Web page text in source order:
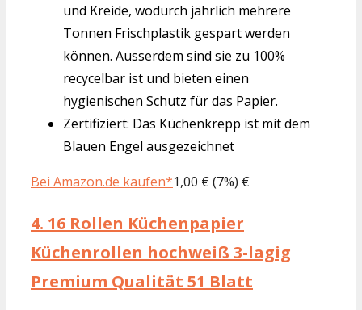
und Kreide, wodurch jährlich mehrere
Tonnen Frischplastik gespart werden
können. Ausserdem sind sie zu 100%
recycelbar ist und bieten einen
hygienischen Schutz für das Papier.
Zertifiziert: Das Küchenkrepp ist mit dem
Blauen Engel ausgezeichnet
Bei Amazon.de kaufen*1,00 € (7%) €
4. 16 Rollen Küchenpapier
Küchenrollen hochweiß 3-lagig
Premium Qualität 51 Blatt